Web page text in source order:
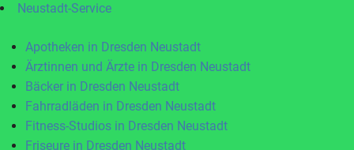
Neustadt-Service
Apotheken in Dresden Neustadt
Ärztinnen und Ärzte in Dresden Neustadt
Bäcker in Dresden Neustadt
Fahrradläden in Dresden Neustadt
Fitness-Studios in Dresden Neustadt
Friseure in Dresden Neustadt